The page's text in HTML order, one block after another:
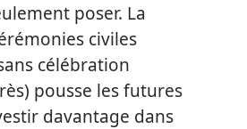
poser. La
civiles
célébration
pousse les futures
davantage dans